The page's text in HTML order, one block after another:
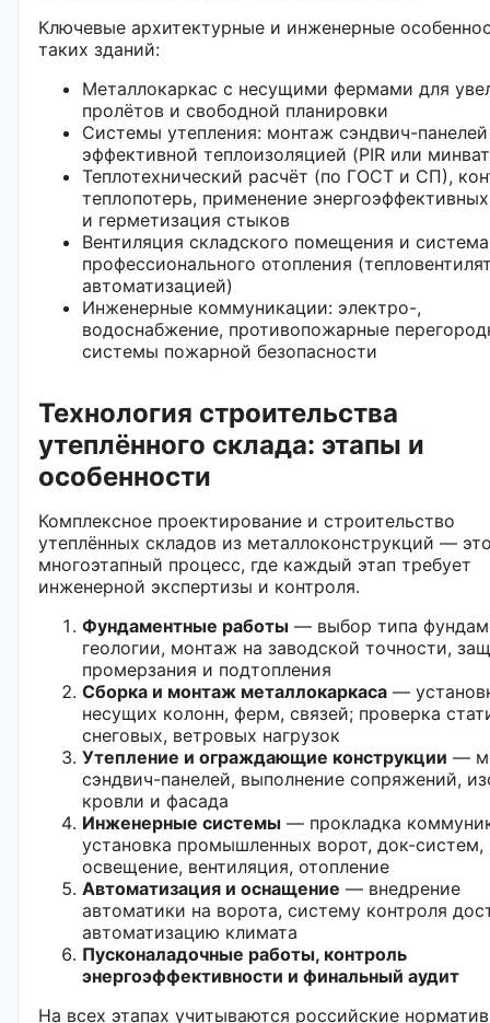
Ключевые архитектурные и инженерные
таких зданий:
Металлокаркас с несущими фермами для
пролётов и свободной планировки
Системы утепления: монтаж сэндвич-
эффективной теплоизоляцией (PIR или
Теплотехнический расчёт (по ГОСТ и СП),
теплопотерь, применение
и герметизация стыков
Вентиляция складского помещения и система
профессионального отопления
автоматизацией)
Инженерные коммуникации: электро-,
водоснабжение, противопожарные
системы пожарной безопасности
Технология строительства
утеплённого склада: этапы и
особенности
Комплексное проектирование и строительство
утеплённых складов из металлоконструкций —
многоэтапный процесс, где каждый этап требует
инженерной экспертизы и контроля.
Фундаментные работы — выбор типа
геологии, монтаж на заводской точности,
промерзания и подтопления
Сборка и монтаж металлокаркаса —
несущих колонн, ферм, связей; проверка
снеговых, ветровых нагрузок
Утепление и ограждающие конструкции —
сэндвич-панелей, выполнение сопряжений,
кровли и фасада
Инженерные системы — прокладка
установка промышленных ворот, док-систем,
освещение, вентиляция, отопление
Автоматизация и оснащение — внедрение
автоматики на ворота, систему контроля
автоматизацию климата
Пусконаладочные работы, контроль
энергоэффективности и финальный аудит
На всех этапах учитываются российские